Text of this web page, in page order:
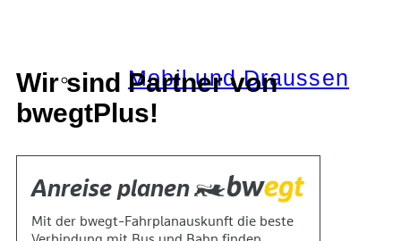
Mobil und Draussen
KOKI+
Wir sind Partner von
bwegtPlus!